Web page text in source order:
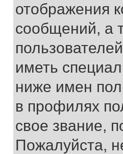
отображения
сообщений, а
иметь
ниже имен
в профилях
свое звание,
Пожалуйста,